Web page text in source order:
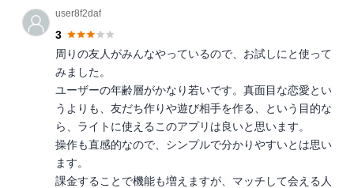
user8f2daf
3
周りの友人がみんなやっているので、お試しにと使って
みました。
ユーザーの年齢層がかなり若いです。真面目な恋愛とい
うよりも、友だち作りや遊び相手を作る、という目的な
ら、ライトに使えるこのアプリは良いと思います。
操作も直感的なので、シンプルで分かりやすいとは思い
ます。
課金することで機能も増えますが、マッチして会える人